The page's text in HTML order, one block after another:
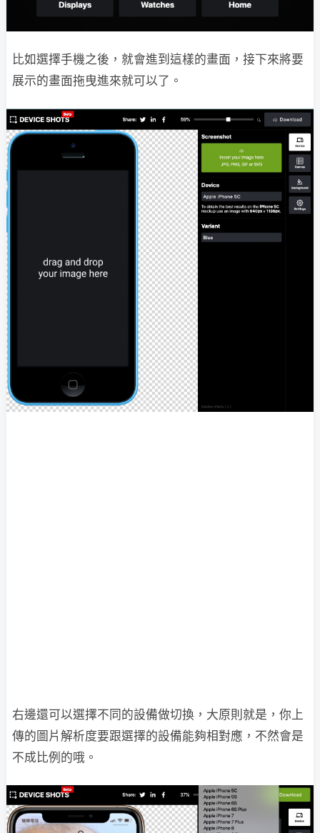
比如選擇手機之後，就會進到這樣的畫面，接下來將要
展示的畫面拖曳進來就可以了。
右邊還可以選擇不同的設備做切換，大原則就是，你上
傳的圖片解析度要跟選擇的設備能夠相對應，不然會是
不成比例的哦。